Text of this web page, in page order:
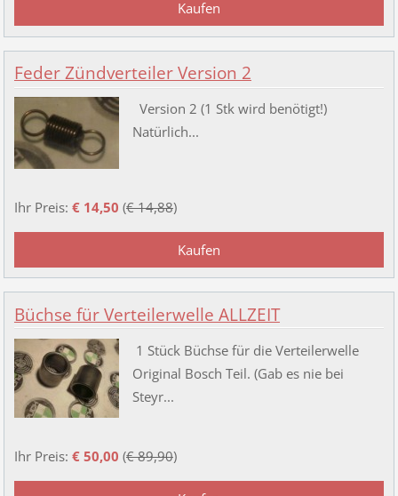
Feder Zündverteiler Version 2
Version 2 (1 Stk wird benötigt!)
Natürlich...
Ihr Preis: € 14,50 (€ 14,88)
Büchse für Verteilerwelle ALLZEIT
1 Stück Büchse für die Verteilerwelle
Original Bosch Teil. (Gab es nie bei
Steyr...
Ihr Preis: € 50,00 (€ 89,90)